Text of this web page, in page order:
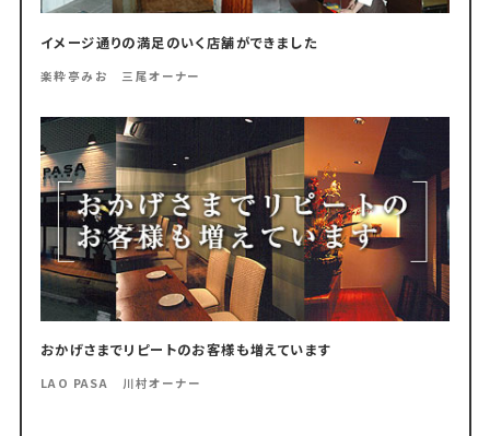
イメージ通りの満足のいく店舗ができました
楽粋亭みお 三尾オーナー
おかげさまでリピートのお客様も増えています
LAO PASA 川村オーナー